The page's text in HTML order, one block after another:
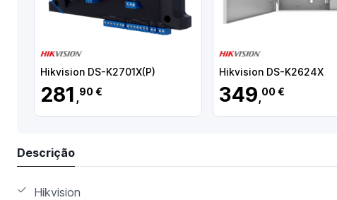
Anterior
Hikvision DS-K2701X(P)
281 ,90 €
Hikvision DS-K2624X
349,00 €
Descrição
Hikvision